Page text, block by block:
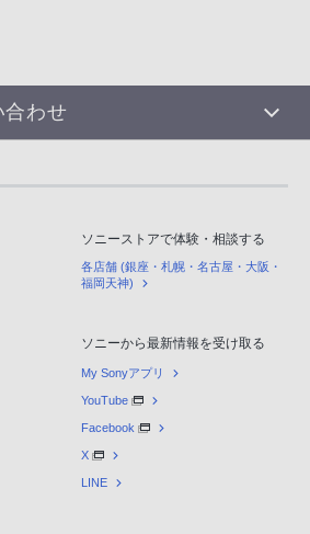
わせ
ソニーストアで体験・相談する
各店舗 (銀座・札幌・名古屋・大阪・
福岡天神)
ソニーから最新情報を受け取る
My Sonyアプリ
YouTube
Facebook
X
LINE